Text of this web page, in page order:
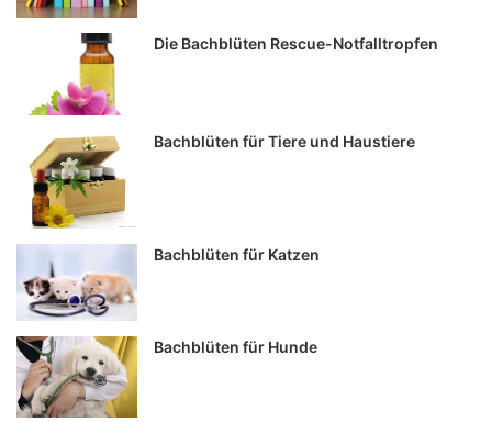
Die Bachblüten Rescue-Notfalltropfen
Bachblüten für Tiere und Haustiere
Bachblüten für Katzen
Bachblüten für Hunde